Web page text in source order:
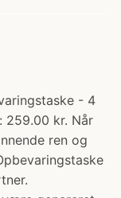
- 4
259.00 kr. Når
ren og